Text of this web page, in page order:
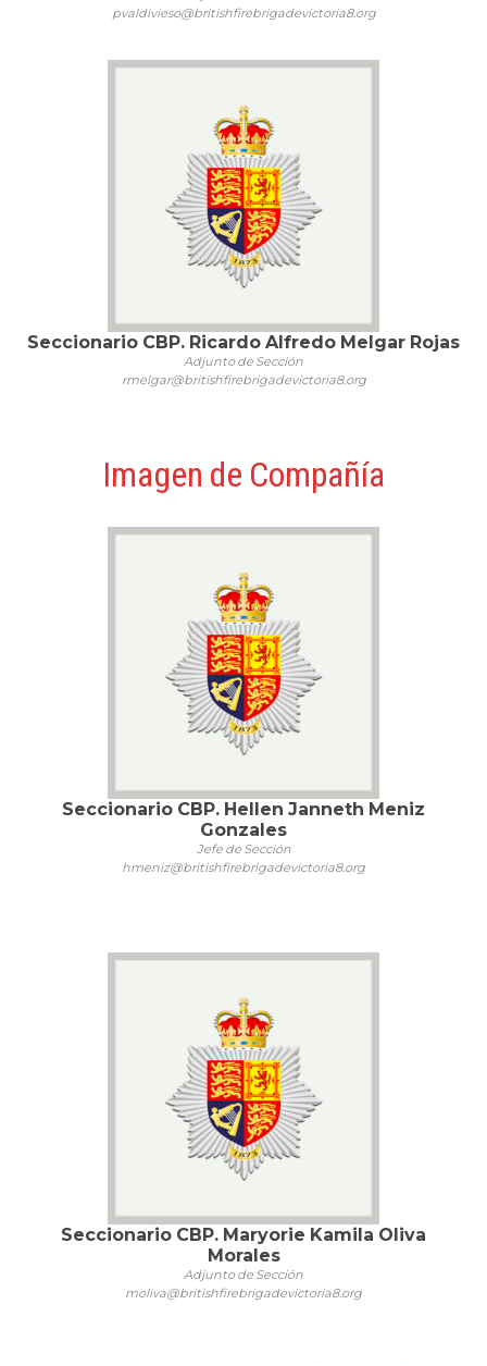
pvaldivieso@britishfirebrigadevictoria8.org
Seccionario CBP. Ricardo Alfredo Melgar Rojas
Adjunto de Sección
rmelgar@britishfirebrigadevictoria8.org
Imagen de Compañía
Seccionario CBP. Hellen Janneth Meniz
Gonzales
Jefe de Sección
hmeniz@britishfirebrigadevictoria8.org
Seccionario CBP. Maryorie Kamila Oliva
Morales
Adjunto de Sección
moliva@britishfirebrigadevictoria8.org